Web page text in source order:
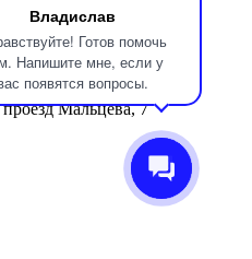
Владислав
Готов помочь
Напишите мне, если у
появятся вопросы.
Мальцева, 7